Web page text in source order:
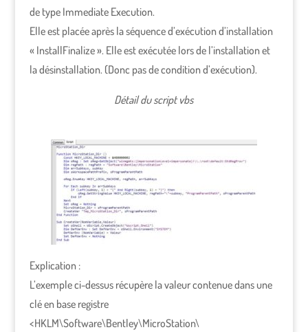
de type Immediate Execution.
Elle est placée après la séquence d’exécution d’installation
« InstallFinalize ». Elle est exécutée lors de l’installation et
la désinstallation. (Donc pas de condition d’exécution).
Détail du script vbs
Explication :
L’exemple ci-dessus récupère la valeur contenue dans une
clé en base registre
<HKLM\Software\Bentley\MicroStation\